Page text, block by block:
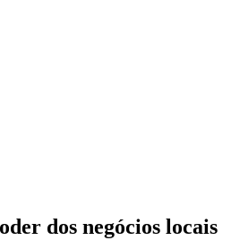
dos negócios locais